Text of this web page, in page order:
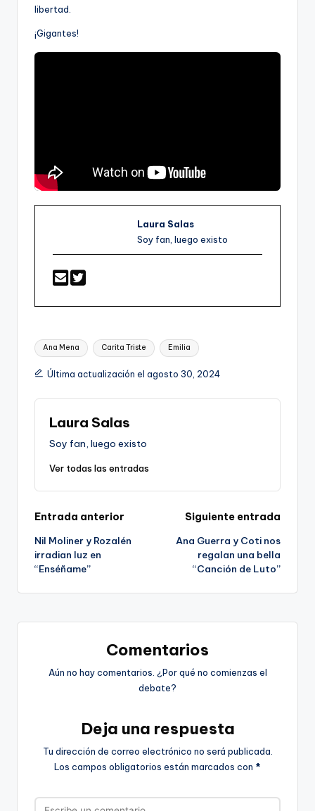
libertad.
¡Gigantes!
Laura Salas
Soy fan, luego existo
Etiquetas:
Ana Mena Carita Triste Emilia
Última actualización el agosto 30, 2024
Laura Salas
Soy fan, luego existo
Ver todas las entradas
Navegación
de
entradas
Entrada anterior
Nil Moliner y Rozalén
irradian luz en
“Enséñame”
Siguiente entrada
Ana Guerra y Coti nos
regalan una bella
“Canción de Luto”
Comentarios
Aún no hay comentarios. ¿Por qué no comienzas el
debate?
Deja una respuesta
Tu dirección de correo electrónico no será publicada.
Los campos obligatorios están marcados con *